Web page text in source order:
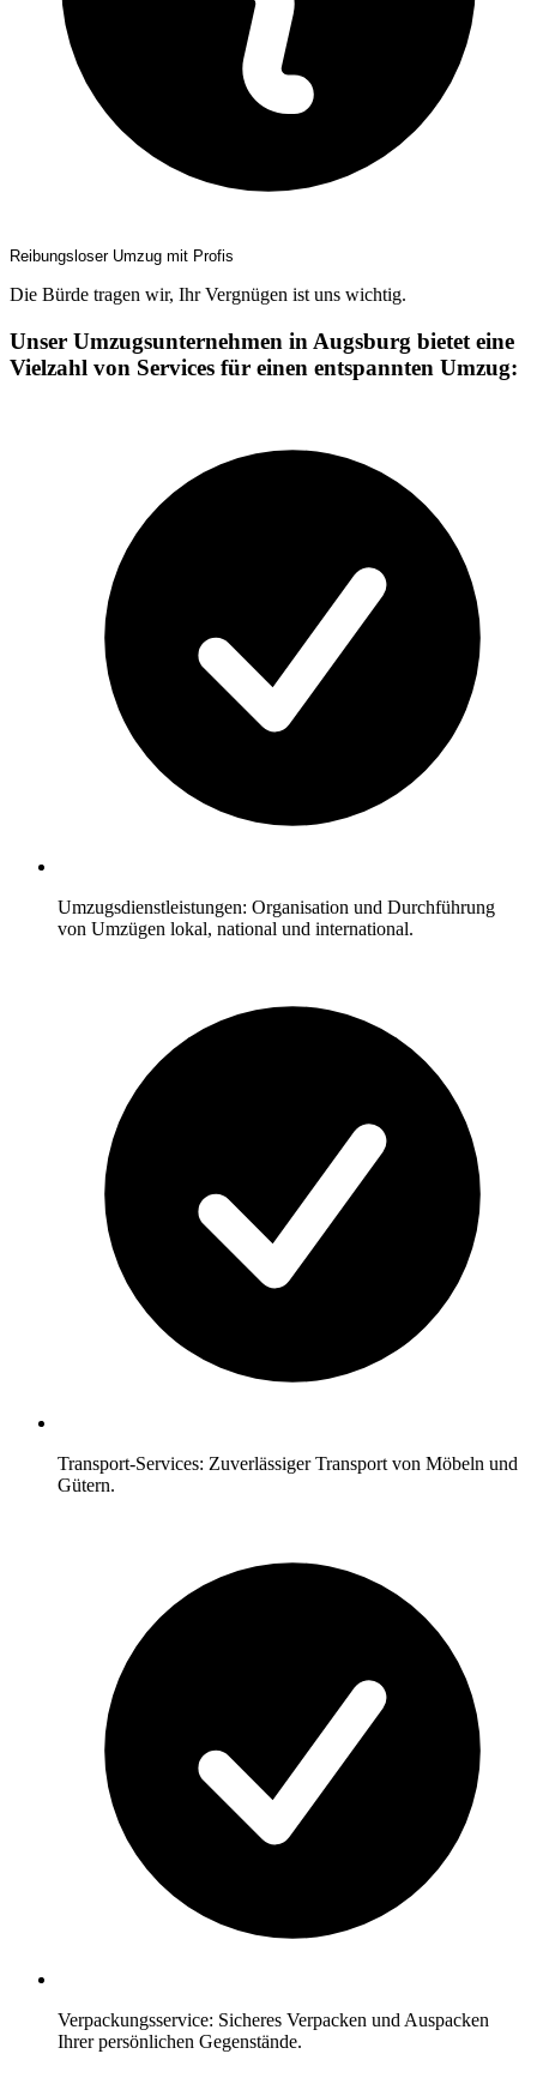
Reibungsloser Umzug mit Profis
Die Bürde tragen wir, Ihr Vergnügen ist uns wichtig.
Unser Umzugsunternehmen in Augsburg bietet eine
Vielzahl von Services für einen entspannten Umzug:
Umzugsdienstleistungen: Organisation und Durchführung
von Umzügen lokal, national und international.
Transport-Services: Zuverlässiger Transport von Möbeln und
Gütern.
Verpackungsservice: Sicheres Verpacken und Auspacken
Ihrer persönlichen Gegenstände.